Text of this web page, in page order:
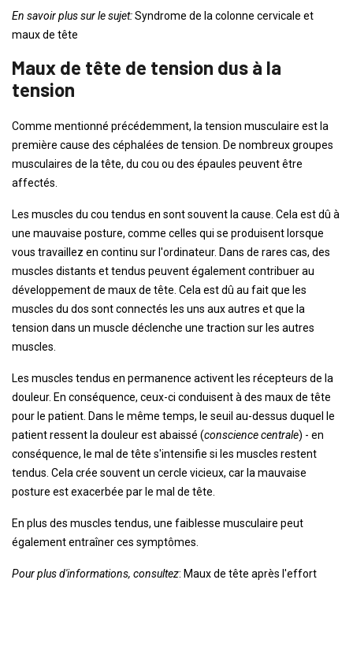
En savoir plus sur le sujet:Syndrome de la colonne cervicale et
maux de tête
Maux de tête de tension dus à la
tension
Comme mentionné précédemment, la tension musculaire est la
première cause des céphalées de tension. De nombreux groupes
musculaires de la tête, du cou ou des épaules peuvent être
affectés.
Les muscles du cou tendus en sont souvent la cause. Cela est dû à
une mauvaise posture, comme celles qui se produisent lorsque
vous travaillez en continu sur l'ordinateur. Dans de rares cas, des
muscles distants et tendus peuvent également contribuer au
développement de maux de tête. Cela est dû au fait que les
muscles du dos sont connectés les uns aux autres et que la
tension dans un muscle déclenche une traction sur les autres
muscles.
Les muscles tendus en permanence activent les récepteurs de la
douleur. En conséquence, ceux-ci conduisent à des maux de tête
pour le patient. Dans le même temps, le seuil au-dessus duquel le
patient ressent la douleur est abaissé (conscience centrale) - en
conséquence, le mal de tête s'intensifie si les muscles restent
tendus. Cela crée souvent un cercle vicieux, car la mauvaise
posture est exacerbée par le mal de tête.
En plus des muscles tendus, une faiblesse musculaire peut
également entraîner ces symptômes.
Pour plus d'informations, consultez: Maux de tête après l'effort